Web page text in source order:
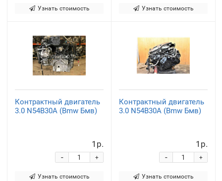
Узнать стоимость Узнать стоимость
Контрактный двигатель
3.0 N54B30A (Bmw Бмв)
1р.
+
-
Узнать стоимость
Контрактный двигатель
3.0 N54B30A (Bmw Бмв)
1р.
+
-
Узнать стоимость